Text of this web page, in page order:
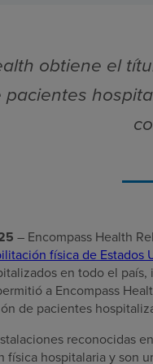
obtiene el
– Encompass Health
física de Estados
en todo el
a Encompass
de pacientes
reconocidas
hospitalaria y son